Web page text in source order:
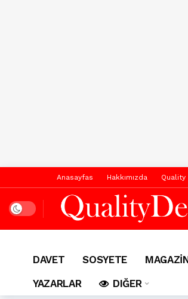
Anasayfas Hakkımızda Quality
Dark mode
DAVET SOSYETE
YAZARLAR
DIĞER